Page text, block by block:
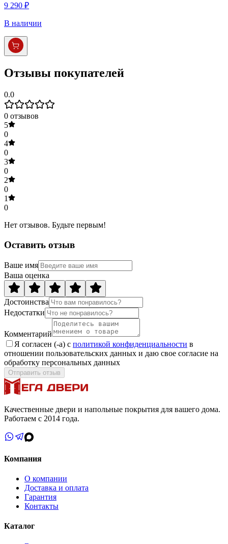
9 290 ₽
В наличии
Отзывы покупателей
0.0
0 отзывов
5
0
4
0
3
0
2
0
1
0
Нет отзывов. Будьте первым!
Оставить отзыв
Ваше имя
Ваша оценка
Достоинства
Недостатки
Комментарий
Я согласен (-а) с политикой конфиденциальности в
отношении пользовательских данных и даю свое согласие на
обработку персональных данных
Отправить отзыв
Качественные двери и напольные покрытия для вашего дома.
Работаем с 2014 года.
Компания
О компании
Доставка и оплата
Гарантия
Контакты
Каталог